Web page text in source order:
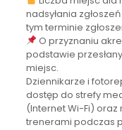
nadsyłania
tym terminie
O przyznaniu
podstawie
miejsc.
Dziennikarze i
dostęp do strefy
(Internet Wi-Fi)
trenerami podczas